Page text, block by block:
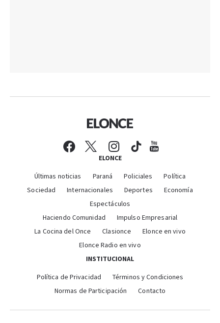
ELONCE
Últimas noticias Paraná Policiales
Política
Sociedad
Internacionales Deportes
Economía
Espectáculos
Haciendo Comunidad
Impulso Empresarial
La Cocina del Once
Clasionce
Elonce en vivo
Elonce Radio en vivo
INSTITUCIONAL
Política de Privacidad
Términos y Condiciones
Normas de Participación
Contacto